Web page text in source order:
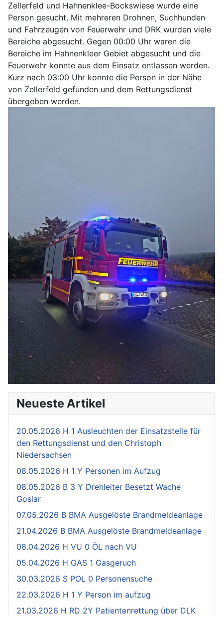
Zellerfeld und Hahnenklee-Bockswiese wurde eine
Person gesucht. Mit mehreren Drohnen, Suchhunden
und Fahrzeugen von Feuerwehr und DRK wurden viele
Bereiche abgesucht. Gegen 00:00 Uhr waren die
Bereiche im Hahnenkleer Gebiet abgesucht und die
Feuerwehr konnte aus dem Einsatz entlassen werden.
Kurz nach 03:00 Uhr konnte die Person in der Nähe
von Zellerfeld gefunden und dem Rettungsdienst
übergeben werden.
Neueste Artikel
20.05.2026 H 1 Ausleuchten der Einsatzstelle für
den Rettungsdienst und den Christoph
Niedersachsen
08.05.2026 H 1 Y Personen im Aufzug
08.05.2026 B 3 Y Drehleiter Besetzt Wache
Goslar
07.05.2026 B BMA Ausgelöste Brandmeldeanlage
21.04.2026 B BMA Ausgelöste Brandmeldeanlage
08.04.2026 H VU 0 ÖL nach VU
05.04.2026 H GAS 1 Gasgeruch
30.03.2026 S POL 0 Personensuche
22.03.2026 H 1 Y Person im aufzug
21.03.2026 H RD 2Y Patientenrettung über DLK